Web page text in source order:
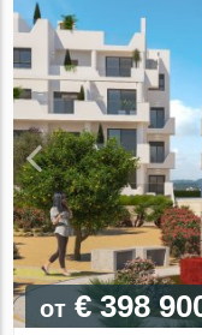
от € 398